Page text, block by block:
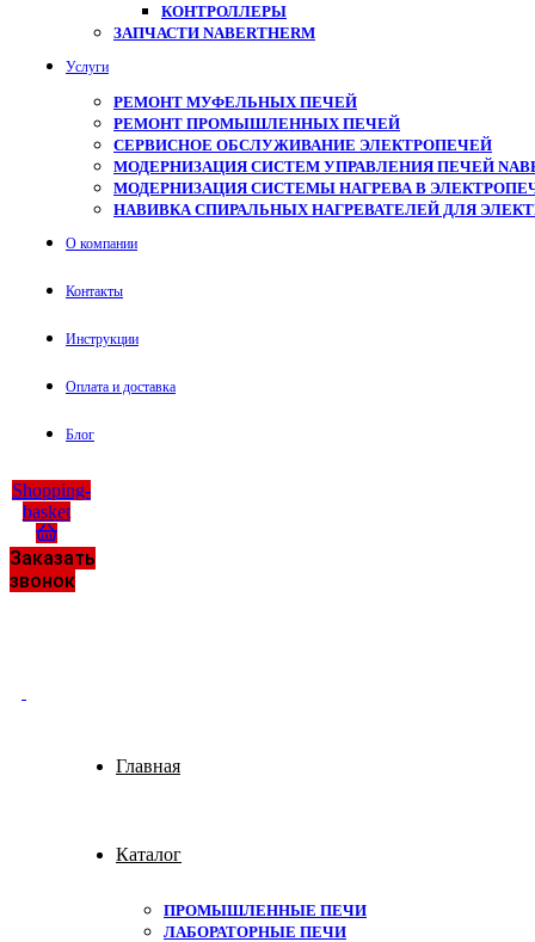
КОНТРОЛЛЕРЫ
ЗАПЧАСТИ NABERTHERM
Услуги
РЕМОНТ МУФЕЛЬНЫХ ПЕЧЕЙ
РЕМОНТ ПРОМЫШЛЕННЫХ ПЕЧЕЙ
СЕРВИСНОЕ ОБСЛУЖИВАНИЕ ЭЛЕКТРОПЕЧЕЙ
МОДЕРНИЗАЦИЯ СИСТЕМ УПРАВЛЕНИЯ ПЕЧЕЙ
МОДЕРНИЗАЦИЯ СИСТЕМЫ НАГРЕВА В
НАВИВКА СПИРАЛЬНЫХ НАГРЕВАТЕЛЕЙ ДЛЯ
О компании
Контакты
Инструкции
Оплата и доставка
Блог
Shopping-
basket
Заказать
звонок
Главная
Каталог
ПРОМЫШЛЕННЫЕ ПЕЧИ
ЛАБОРАТОРНЫЕ ПЕЧИ